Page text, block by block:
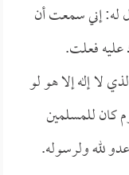
له: إني سمعت أن
فعلت.
لا إله إلا هو لو
كان للمسلمين
لله ولرسوله.